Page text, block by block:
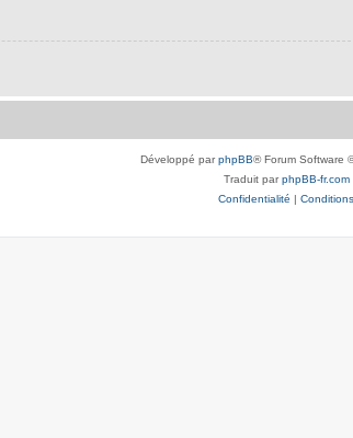
Développé parphpBB® Forum Software
Traduit parphpBB-fr.com
Confidentialité | Conditions